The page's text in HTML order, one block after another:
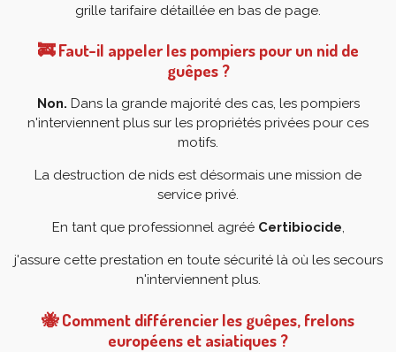
grille tarifaire détaillée en bas de page.
🚒 Faut-il appeler les pompiers pour un nid de
guêpes ?
Non. Dans la grande majorité des cas, les pompiers
n'interviennent plus sur les propriétés privées pour ces
motifs.
La destruction de nids est désormais une mission de
service privé.
En tant que professionnel agréé Certibiocide,
j'assure cette prestation en toute sécurité là où les secours
n'interviennent plus.
🐝 Comment différencier les guêpes, frelons
européens et asiatiques ?